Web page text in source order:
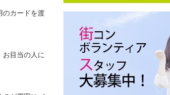
のカードを渡
お目当の人に